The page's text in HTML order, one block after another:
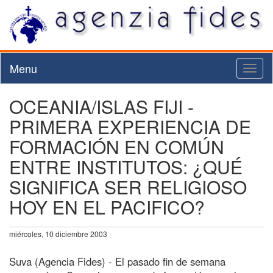
Menu
OCEANIA/ISLAS FIJI -
PRIMERA EXPERIENCIA DE
FORMACIÓN EN COMÚN
ENTRE INSTITUTOS: ¿QUÉ
SIGNIFICA SER RELIGIOSO
HOY EN EL PACIFICO?
miércoles, 10 diciembre 2003
Suva (Agencia Fides) - El pasado fin de semana